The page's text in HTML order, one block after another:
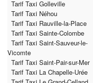
Tarif Taxi Golleville
Tarif Taxi Néhou
Tarif Taxi Rauville-la-Place
Tarif Taxi Sainte-Colombe
Tarif Taxi Saint-Sauveur-le-
Vicomte
Tarif Taxi Saint-Pair-sur-Mer
Tarif Taxi La Chapelle-Urée